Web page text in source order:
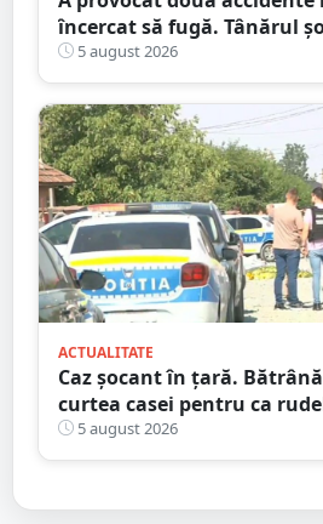
încercat să fugă. Tânărul
polițiștii sătmăreni.
Codului Rutier
5 august 2026
ACTUALITATE
Caz șocant în țară.
curtea casei pentru ca
pensia
5 august 2026